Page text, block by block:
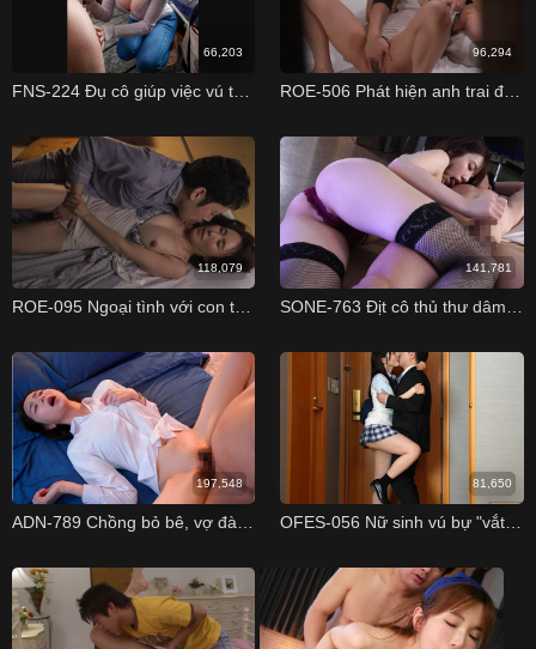
66,203 96,294
ROE-095 Ngoại tình với con trai Yuka Mizuno
118,079
SONE-763 Địt cô thủ thư dâm đãng trong thư viện Saika Kawakita
141,781
ADN-789 Chồng bỏ bê, vợ đành nhờ sếp thoả mãn cơn nứng Miu Shiromine
197,548
OFES-056 Nữ sinh vú bự "vắt khô" thầy giáo trong khách sạn Nao Satsuki
81,650